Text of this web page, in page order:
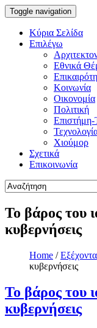
Toggle navigation
Κύρια Σελίδα
Επιλέγω
Εθνικά
Κοινωνία
Οικονομία
Πολιτική
Επιστήμη-
Χιούμορ
Σχετικά
Επικοινωνία
Το βάρος του
κυβερνήσεις
Home / Εξέχοντα
κυβερνήσεις
Το βάρος του
κυβερνήσεις